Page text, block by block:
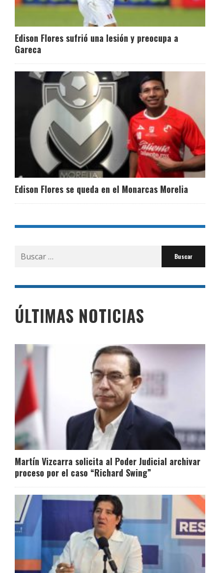
Edison Flores sufrió una lesión y preocupa a
Gareca
Edison Flores se queda en el Monarcas Morelia
Buscar
por:
ÚLTIMAS NOTICIAS
Martín Vizcarra solicita al Poder Judicial archivar
proceso por el caso “Richard Swing”